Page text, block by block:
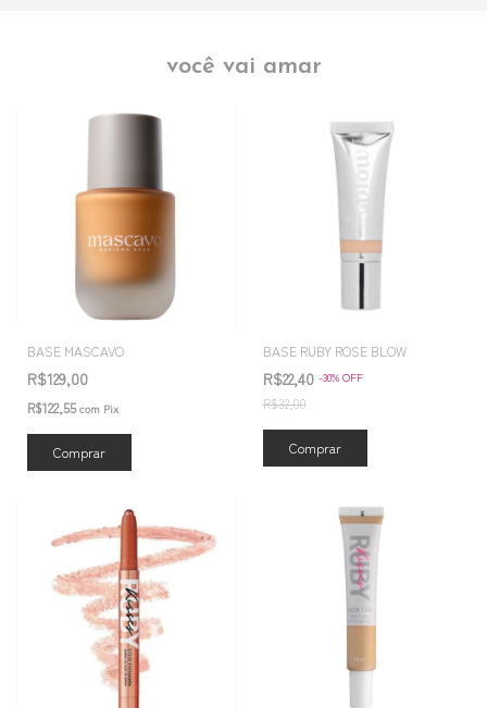
você vai amar
BASE MASCAVO
R$129,00
R$122,55com Pix
Comprar
BASE RUBY ROSE BLOW
R$22,40 -30% OFF
R$32,00
Comprar